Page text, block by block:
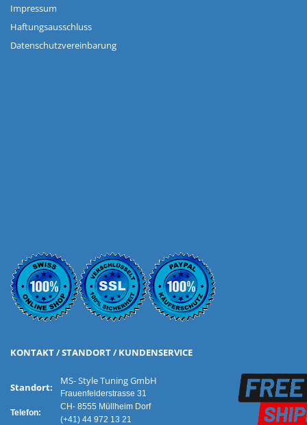
Impressum
Haftungsausschluss
Datenschutzvereinbarung
KONTAKT / STANDORT / KUNDENSERVICE
Standort:
Telefon:
MS- Style Tuning GmbH
Frauenfelderstrasse 31
CH- 8555 Müllheim Dorf
(+41) 44 972 13 21